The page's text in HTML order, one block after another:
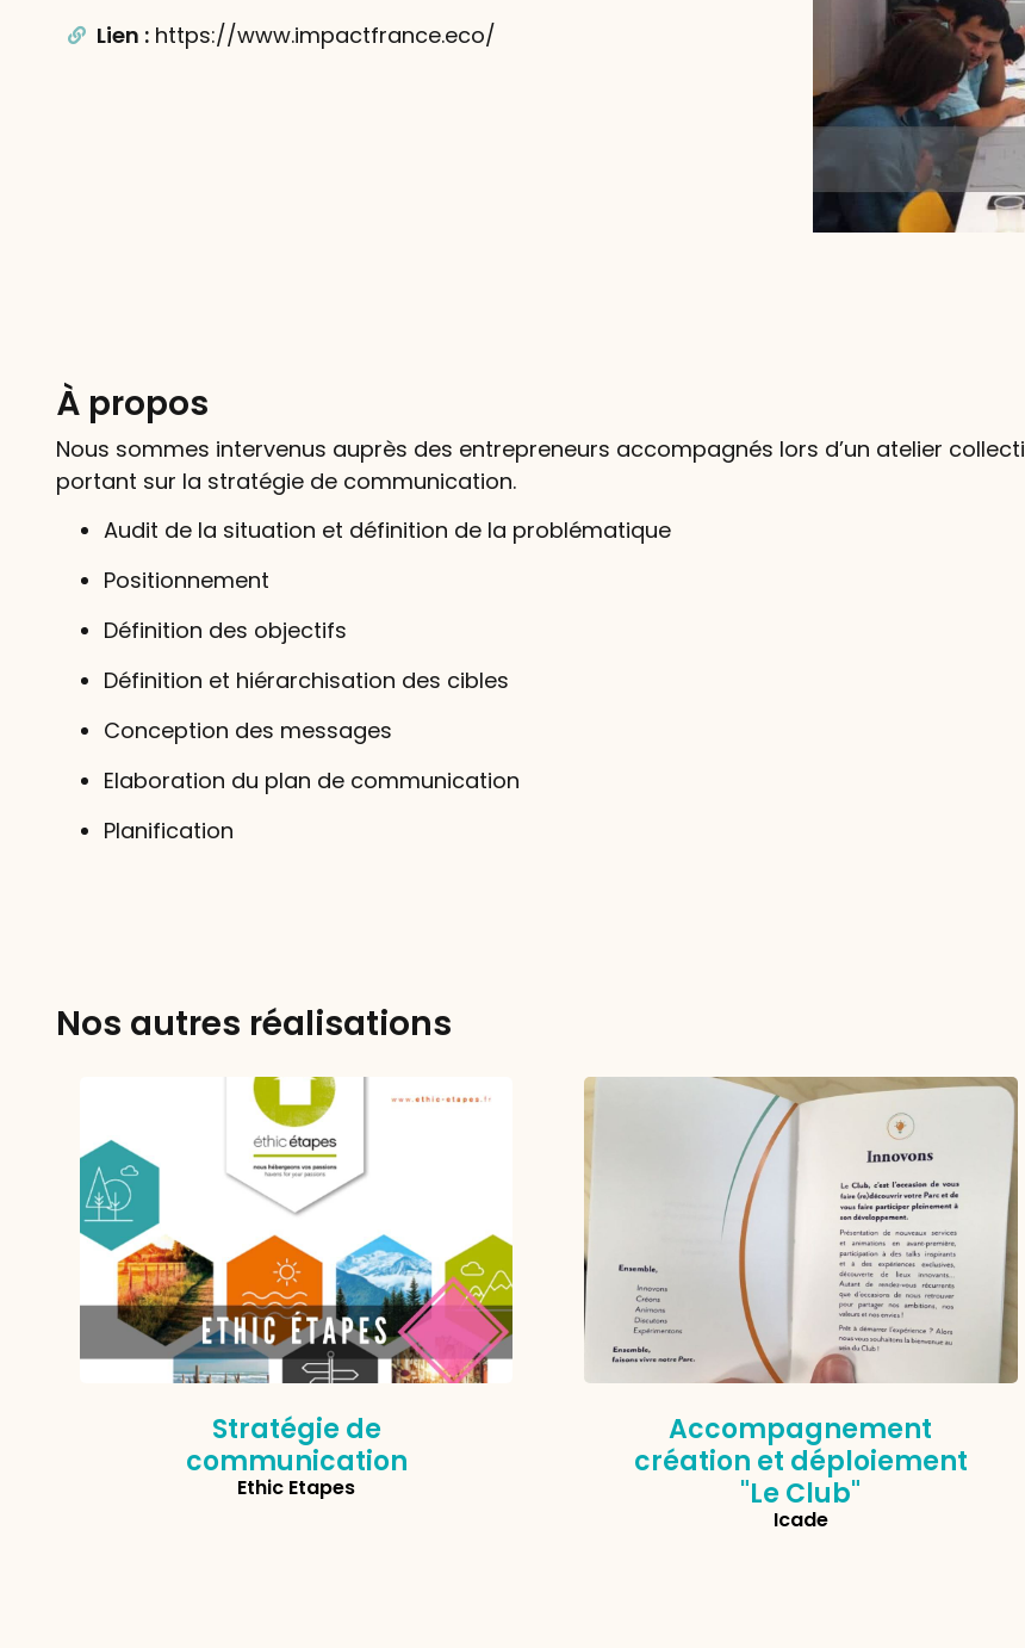
Lien :https://www.impactfrance.eco/
À propos
Nous sommes intervenus auprès des entrepreneurs accompagnés lors d’un atelier
portant sur la stratégie de communication.
Audit de la situation et définition de la problématique
Positionnement
Définition des objectifs
Définition et hiérarchisation des cibles
Conception des messages
Elaboration du plan de communication
Planification
Nos autres réalisations
Stratégie de
communication
Ethic Etapes
Accompagnement
création et déploiement
"Le Club"
Icade